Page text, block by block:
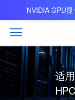
NVIDIA GPU
适